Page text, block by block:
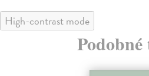
High-contrast mode